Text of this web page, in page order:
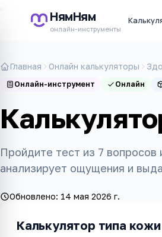
НямНям
онлайн-инструменты
Главная Онлайн калькуляторы
Онлайн-инструмент Онлайн
Пройдите тест из 7 вопросов
анализирует ощущения и
Обновлено: 14 мая 2026 г.
Калькулятор типа кожи